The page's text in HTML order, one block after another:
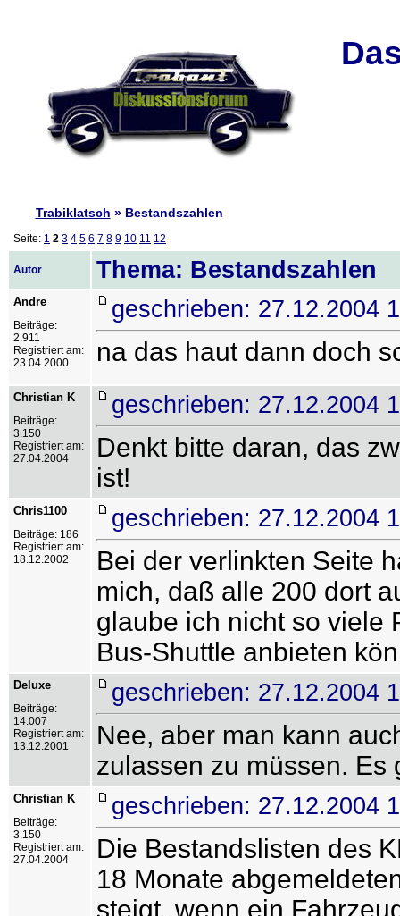
Trabiklatsch » Bestandszahlen
Seite: 1 2 3 4 5 6 7 8 9 10 11 12
Autor Thema: Bestandszahlen
Andre
Beiträge:
2.911
Registriert am:
23.04.2000
geschrieben: 27.12.2004
na das haut dann doch
Christian K
Beiträge:
3.150
Registriert am:
27.04.2004
geschrieben: 27.12.2004
Denkt bitte daran, das
ist!
Chris1100
Beiträge: 186
Registriert am:
18.12.2002
geschrieben: 27.12.2004
Bei der verlinkten Seite
mich, daß alle 200 dort
glaube ich nicht so viele
Bus-Shuttle anbieten
Deluxe
Beiträge:
14.007
Registriert am:
13.12.2001
geschrieben: 27.12.2004
Nee, aber man kann
zulassen zu müssen.
Christian K
Beiträge:
3.150
Registriert am:
27.04.2004
geschrieben: 27.12.2004
Die Bestandslisten des
18 Monate
steigt, wenn ein